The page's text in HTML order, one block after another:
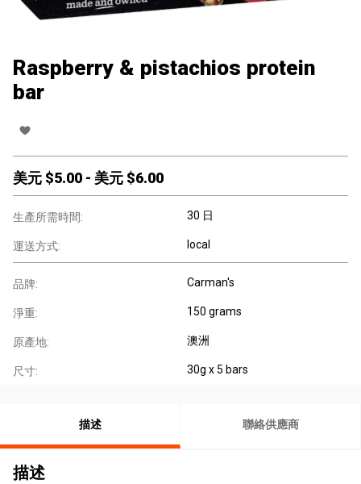
Raspberry & pistachios protein
bar
美元 $5.00 - 美元 $6.00
生產所需時間: 30 日
運送方式: local
品牌: Carman's
淨重: 150 grams
原產地: 澳洲
尺寸: 30g x 5 bars
描述 聯絡供應商
描述